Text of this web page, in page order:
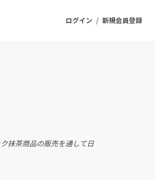
ログイン / 新規会員登録
ション
抹茶商品の販売を通して日